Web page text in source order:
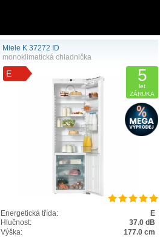
Miele K 37272 ID
monoklimatická chladnička
E 5
let
ZÁRUKA
Energetická třída:
E
Hlučnost:
37.0 dB
Výška:
177.0 cm